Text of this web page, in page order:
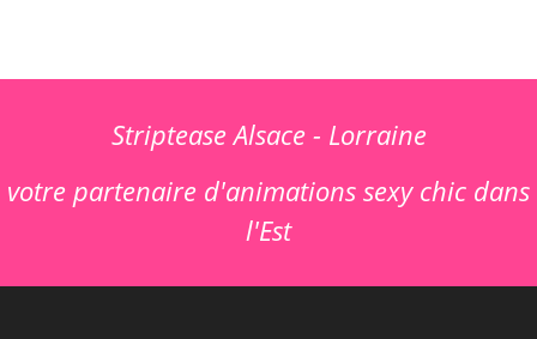
Striptease Alsace - Lorraine
votre partenaire d'animations sexy chic dans
l'Est